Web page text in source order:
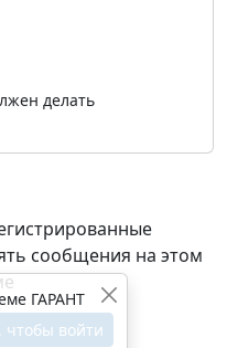
делать
сообщения на этом
чтобы войти
ГАРАНТ